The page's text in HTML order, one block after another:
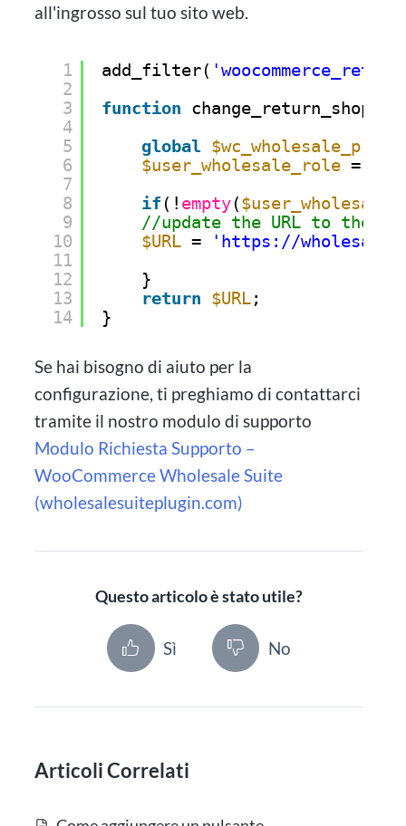
all'ingrosso sul tuo sito web.
1
2
3
4
5
6
7
8
9
10
11
12
13
14
add_filter(
function
global
$user_wholesale_role =
if (! empty(
//update the URL to the
$URL =
'https://
}
return $URL;
}
Se hai bisogno di aiuto per la
configurazione, ti preghiamo di contattarci
tramite il nostro modulo di supporto
Modulo Richiesta Supporto –
WooCommerce Wholesale Suite
(wholesalesuiteplugin.com)
Questo articolo è stato utile?
Sì No
Articoli Correlati